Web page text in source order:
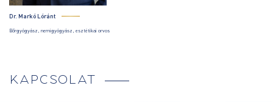
Dr. Markó Lóránt
Bőrgyógyász, nemigyógyász, esztétikai orvos
KAPCSOLAT